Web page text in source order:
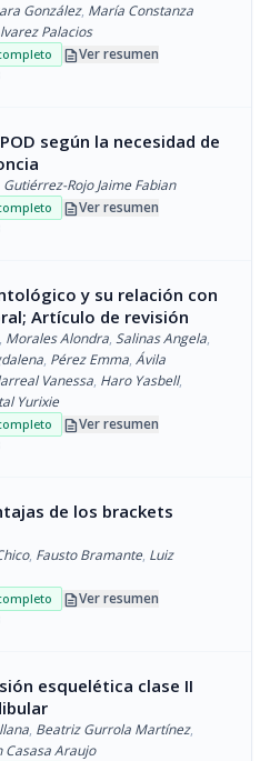
González, María Constanza
Palacios
descriptionVer resumen
según la necesidad de
Gutiérrez-Rojo Jaime Fabian
descriptionVer resumen
y su relación con
Artículo de revisión
, Morales Alondra, Salinas Angela,
, Pérez Emma, Ávila
Vanessa, Haro Yasbell,
Yurixie
descriptionVer resumen
de los brackets
, Fausto Bramante, Luiz
descriptionVer resumen
esquelética clase II
, Beatriz Gurrola Martínez,
Casasa Araujo